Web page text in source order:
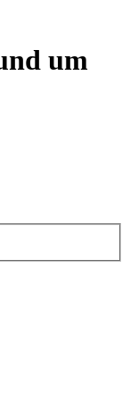
um